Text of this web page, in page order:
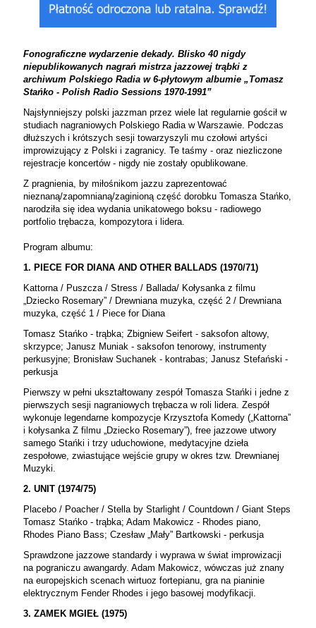
Fonograficzne wydarzenie dekady. Blisko 40 nigdy
niepublikowanych nagrań mistrza jazzowej trąbki z
archiwum Polskiego Radia w 6-płytowym albumie „Tomasz
Stańko - Polish Radio Sessions 1970-1991”
Najsłynniejszy polski jazzman przez wiele lat regularnie gościł w
studiach nagraniowych Polskiego Radia w Warszawie. Podczas
dłuższych i krótszych sesji towarzyszyli mu czołowi artyści
improwizujący z Polski i zagranicy. Te taśmy - oraz niezliczone
rejestracje koncertów - nigdy nie zostały opublikowane.
Z pragnienia, by miłośnikom jazzu zaprezentować
nieznaną/zapomnianą/zaginioną część dorobku Tomasza Stańko,
narodziła się idea wydania unikatowego boksu - radiowego
portfolio trębacza, kompozytora i lidera.
Program albumu:
1. PIECE FOR DIANA AND OTHER BALLADS (1970/71)
Kattorna / Puszcza / Stress / Ballada/ Kołysanka z filmu
„Dziecko Rosemary” / Drewniana muzyka, część 2 / Drewniana
muzyka, część 1 / Piece for Diana
Tomasz Stańko - trąbka; Zbigniew Seifert - saksofon altowy,
skrzypce; Janusz Muniak - saksofon tenorowy, instrumenty
perkusyjne; Bronisław Suchanek - kontrabas; Janusz Stefański -
perkusja
Pierwszy w pełni ukształtowany zespół Tomasza Stańki i jedne z
pierwszych sesji nagraniowych trębacza w roli lidera. Zespół
wykonuje legendarne kompozycje Krzysztofa Komedy („Kattorna”
i kołysanka Z filmu „Dziecko Rosemary”), free jazzowe utwory
samego Stańki i trzy uduchowione, medytacyjne dzieła
zespołowe, zwiastujące wejście grupy w okres tzw. Drewnianej
Muzyki.
2. UNIT (1974/75)
Placebo / Poacher / Stella by Starlight / Countdown / Giant Steps
Tomasz Stańko - trąbka; Adam Makowicz - Rhodes piano,
Rhodes Piano Bass; Czesław „Mały” Bartkowski - perkusja
Sprawdzone jazzowe standardy i wyprawa w świat improwizacji
na pograniczu awangardy. Adam Makowicz, wówczas już znany
na europejskich scenach wirtuoz fortepianu, gra na pianinie
elektrycznym Fender Rhodes i jego basowej modyfikacji.
3. ZAMEK MGIEŁ (1975)